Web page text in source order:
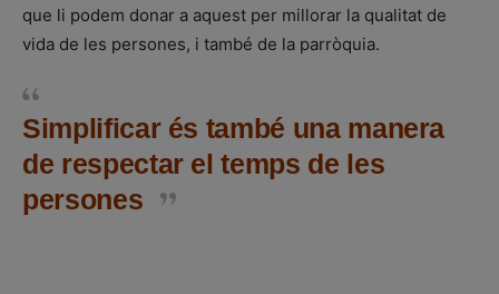
que li podem donar a aquest per millorar la qualitat de
vida de les persones, i també de la parròquia.
Simplificar és també una manera
de respectar el temps de les
persones